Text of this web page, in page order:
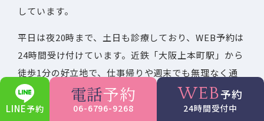
LINE予約
電話予約
06-6796-9268
WEB予約
24時間受付中
しています。
平日は夜20時まで、土日も診療しており、WEB予約は
24時間受け付けています。近鉄「大阪上本町駅」から
徒歩1分の好立地で、仕事帰りや週末でも無理なく通
っていただけます。